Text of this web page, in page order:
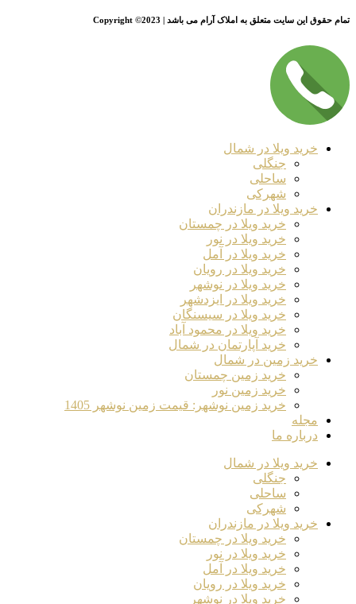
تمام حقوق این سایت متعلق به املاک آرام می باشد | Copyright ©2023
خرید ویلا در شمال
جنگلی
ساحلی
شهرکی
خرید ویلا در مازندران
خرید ویلا در چمستان
خرید ویلا در نور
خرید ویلا در آمل
خرید ویلا در رویان
خرید ویلا در نوشهر
خرید ویلا در ایزدشهر
خرید ویلا در سیسنگان
خرید ویلا در محمود آباد
خرید آپارتمان در شمال
خرید زمین در شمال
خرید زمین چمستان
خرید زمین نور
خرید زمین نوشهر: قیمت زمین نوشهر 1405
مجله
درباره ما
خرید ویلا در شمال
جنگلی
ساحلی
شهرکی
خرید ویلا در مازندران
خرید ویلا در چمستان
خرید ویلا در نور
خرید ویلا در آمل
خرید ویلا در رویان
خرید ویلا در نوشهر